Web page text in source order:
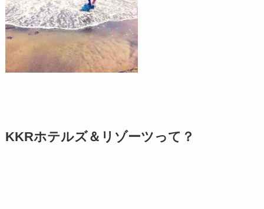
KKRホテルズ＆リゾーツって？